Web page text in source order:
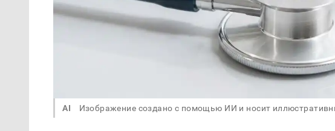
AI Изображение создано с помощью ИИ и носит